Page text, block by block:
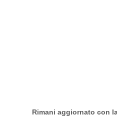
Rimani aggiornato con